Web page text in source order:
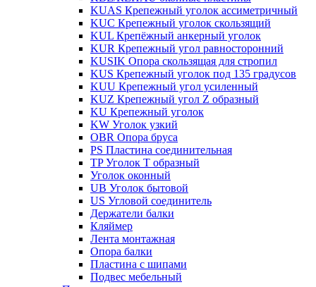
KUAS Крепежный уголок ассиметричный
KUC Крепежный уголок скользящий
KUL Крепёжный анкерный уголок
KUR Крепежный угол равносторонний
KUSIK Опора скользящая для стропил
KUS Крепежный уголок под 135 градусов
KUU Крепежный угол усиленный
KUZ Крепежный угол Z образный
KU Крепежный уголок
KW Уголок узкий
OBR Опора бруса
PS Пластина соединительная
TP Уголок Т образный
Уголок оконный
UB Уголок бытовой
US Угловой соединитель
Держатели балки
Кляймер
Лента монтажная
Опора балки
Пластина с шипами
Подвес мебельный